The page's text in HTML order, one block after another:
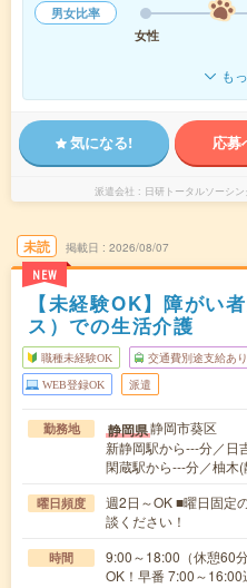
男女比率
女性
も
気になる! 応募
派遣会社 日研トータルソーシ
未読
NEW
掲載日 2026/08/07
【未経験OK】障がい
ス）での生活介護
職種未経験OK 交通費別途支給あり
WEB登録OK 派遣
勤務地 静岡県静岡市葵区
新静岡駅から---分／日
閑蔵駅から---分／柚木
曜日頻度
週2日～OK ■曜日固定
談ください！
時間
9:00～18:00（休憩60
OK！早番 7:00～